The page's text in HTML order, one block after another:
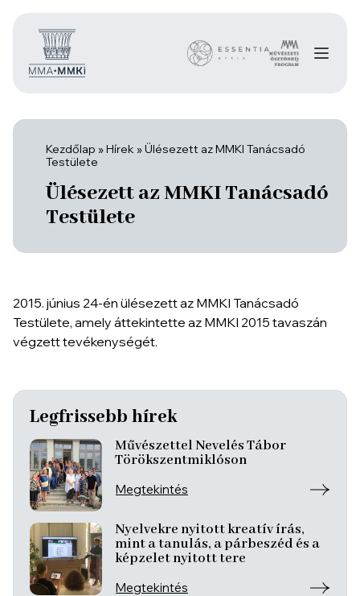
Kezdőlap »Hírek »Ülésezett az MMKI Tanácsadó
Testülete
Ülésezett az MMKI Tanácsadó
Testülete
2015. június 24-én ülésezett az MMKI Tanácsadó
Testülete, amely áttekintette az MMKI 2015 tavaszán
végzett tevékenységét.
Legfrissebb hírek
Művészettel Nevelés Tábor
Törökszentmiklóson
Megtekintés
Nyelvekre nyitott kreatív írás,
mint a tanulás, a párbeszéd és a
képzelet nyitott tere
Megtekintés